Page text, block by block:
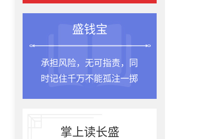
盛钱宝
承担风险，无可指责，同
时记住千万不能孤注一掷
掌上读长盛